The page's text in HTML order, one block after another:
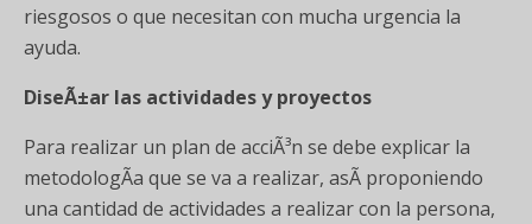
riesgosos o que necesitan con mucha urgencia la
ayuda.
DiseÃ±ar las actividades y proyectos
Para realizar un plan de acciÃ³n se debe explicar la
metodologÃ­a que se va a realizar, asÃ­ proponiendo
una cantidad de actividades a realizar con la persona,